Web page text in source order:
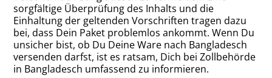
sorgfältige Überprüfung des Inhalts und die
Einhaltung der geltenden Vorschriften tragen dazu
bei, dass Dein Paket problemlos ankommt. Wenn Du
unsicher bist, ob Du Deine Ware nach Bangladesch
versenden darfst, ist es ratsam, Dich bei Zollbehörde
in Bangladesch umfassend zu informieren.